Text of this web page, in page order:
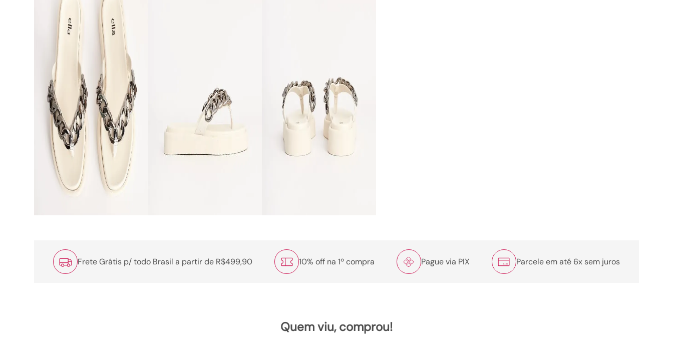
Frete Grátis p/ todo Brasil a partir de R$499,90 10% off na 1º compra Pague via PIX Parcele em até 6x sem juros
Quem viu, comprou!